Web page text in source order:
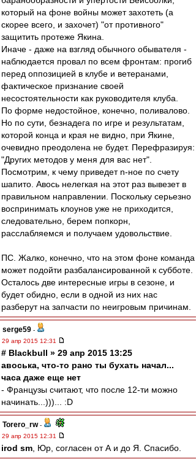
который на фоне войны может захотеть (а
скорее всего, и захочет) "от противного"
защитить протеже Якина.
Иначе - даже на взгляд обычного обывателя -
наблюдается провал по всем фронтам: прогиб
перед оппозицией в клубе и ветеранами,
фактическое признание своей
несостоятельности как руководителя клуба.
По форме недостойное, конечно, поливалово.
Но по сути, безнадега по игре и результатам,
которой конца и края не видно, при Якине,
очевидно преодолена не будет. Перефразируя:
"Других методов у меня для вас нет".
Посмотрим, к чему приведет n-ное по счету
шапито. Авось нелегкая на этот раз вывезет в
правильном направлении. Поскольку серьезно
воспринимать клоунов уже не приходится,
следовательно, берем попкорн,
расслабляемся и получаем удовольствие.
ПС. Жалко, конечно, что на этом фоне команда
может подойти разбалансированной к субботе.
Осталось две интересные игры в сезоне, и
будет обидно, если в одной из них нас
разберут на запчасти по неигровым причинам.
serge59 -
29 апр 2015 12:31
# Blackbull » 29 апр 2015 13:25
авоська, что-то рано ты бухать начал...
часа даже еще нет
- Французы считают, что после 12-ти можно
начинать...)))... :D
Torero_rw-
29 апр 2015 12:31
irod sm , Юр, согласен от А и до Я. Спасибо.